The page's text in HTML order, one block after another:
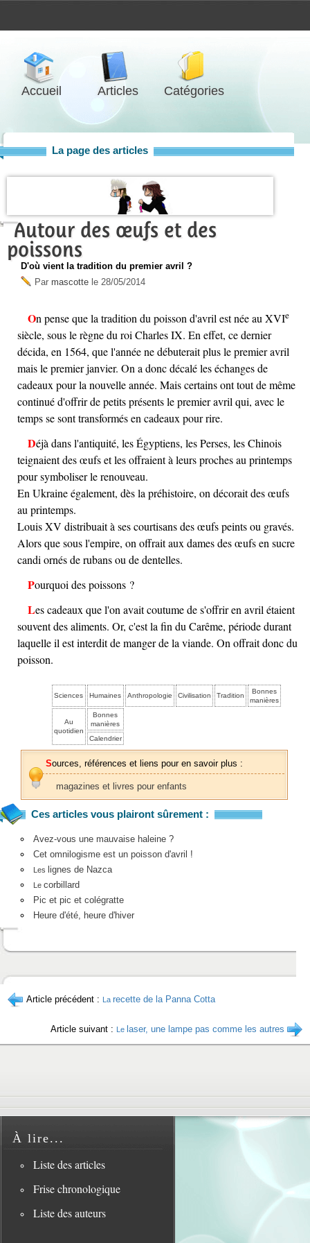
Accueil Articles Catégories
La page des articles
Autour des œufs et des
poissons
D'où vient la tradition du premier avril ?
Par mascotte le 28/05/2014
On pense que la tradition du poisson d'avril est née au XVIe
siècle, sous le règne du roi Charles IX. En effet, ce dernier
décida, en 1564, que l'année ne débuterait plus le premier avril
mais le premier janvier. On a donc décalé les échanges de
cadeaux pour la nouvelle année. Mais certains ont tout de même
continué d'offrir de petits présents le premier avril qui, avec le
temps se sont transformés en cadeaux pour rire.
Déjà dans l'antiquité, les Égyptiens, les Perses, les Chinois
teignaient des œufs et les offraient à leurs proches au printemps
pour symboliser le renouveau.
En Ukraine également, dès la préhistoire, on décorait des œufs
au printemps.
Louis XV distribuait à ses courtisans des œufs peints ou gravés.
Alors que sous l'empire, on offrait aux dames des œufs en sucre
candi ornés de rubans ou de dentelles.
Pourquoi des poissons ?
Les cadeaux que l'on avait coutume de s'offrir en avril étaient
souvent des aliments. Or, c'est la fin du Carême, période durant
laquelle il est interdit de manger de la viande. On offrait donc du
poisson.
Sciences Humaines Anthropologie Civilisation Tradition
Bonnes
manières
Au
quotidien
Bonnes
manières
Calendrier
Sources, références et liens pour en savoir plus :
magazines et livres pour enfants
Ces articles vous plairont sûrement :
Avez-vous une mauvaise haleine ?
Cet omnilogisme est un poisson d'avril !
Les lignes de Nazca
Le corbillard
Pic et pic et colégratte
Heure d'été, heure d'hiver
Article précédent : La recette de la Panna Cotta
Article suivant : Le laser, une lampe pas comme les autres
À lire...
Liste des articles
Frise chronologique
Liste des auteurs